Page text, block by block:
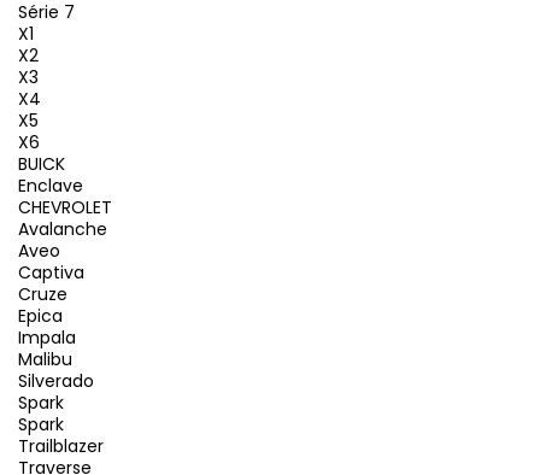
Série 7
X1
X2
X3
X4
X5
X6
BUICK
Enclave
CHEVROLET
Avalanche
Aveo
Captiva
Cruze
Epica
Impala
Malibu
Silverado
Spark
Spark
Trailblazer
Traverse